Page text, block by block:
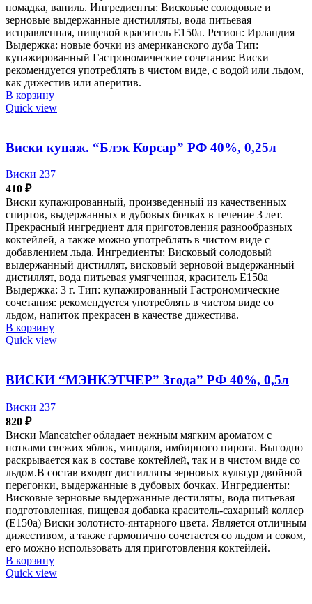
помадка, ваниль. Ингредиенты: Висковые солодовые и
зерновые выдержанные дистилляты, вода питьевая
исправленная, пищевой краситель Е150а. Регион: Ирландия
Выдержка: новые бочки из американского дуба Тип:
купажированный Гастрономические сочетания: Виски
рекомендуется употреблять в чистом виде, с водой или льдом,
как дижестив или аперитив.
В корзину
Quick view
Виски купаж. “Блэк Корсар” РФ 40%, 0,25л
Виски 237
410 ₽
Виски купажированный, произведенный из качественных
спиртов, выдержанных в дубовых бочках в течение 3 лет.
Прекрасный ингредиент для приготовления разнообразных
коктейлей, а также можно употреблять в чистом виде с
добавлением льда. Ингредиенты: Висковый солодовый
выдержанный дистиллят, висковый зерновой выдержанный
дистиллят, вода питьевая умягченная, краситель Е150а
Выдержка: 3 г. Тип: купажированный Гастрономические
сочетания: рекомендуется употреблять в чистом виде со
льдом, напиток прекрасен в качестве дижестива.
В корзину
Quick view
ВИСКИ “МЭНКЭТЧЕР” 3года” РФ 40%, 0,5л
Виски 237
820 ₽
Виски Mancatcher обладает нежным мягким ароматом с
нотками свежих яблок, миндаля, имбирного пирога. Выгодно
раскрывается как в составе коктейлей, так и в чистом виде со
льдом.В состав входят дистилляты зерновых культур двойной
перегонки, выдержанные в дубовых бочках. Ингредиенты:
Висковые зерновые выдержанные дестиляты, вода питьевая
подготовленная, пищевая добавка краситель-сахарный коллер
(Е150а) Виски золотисто-янтарного цвета. Является отличным
дижестивом, а также гармонично сочетается со льдом и соком,
его можно использовать для приготовления коктейлей.
В корзину
Quick view